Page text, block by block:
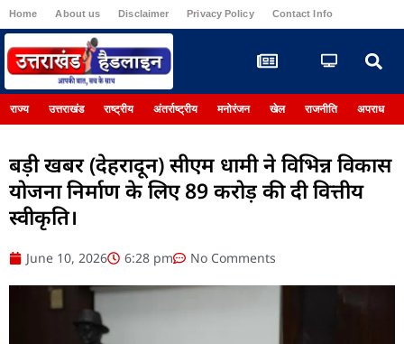
Home About us Disclaimer Privacy Policy Contact Info
राज्य उत्तराखंड राष्ट्रीय अंतर्राष्ट्रीय मनोरंजन खेल राजनीति अपराध
बड़ी खबर (देहरादून) सीएम धामी ने विभिन्न विकास
योजना निर्माण के लिए 89 करोड़ की दी वित्तीय
स्वीकृति।
June 10, 2026 6:28 pm No Comments